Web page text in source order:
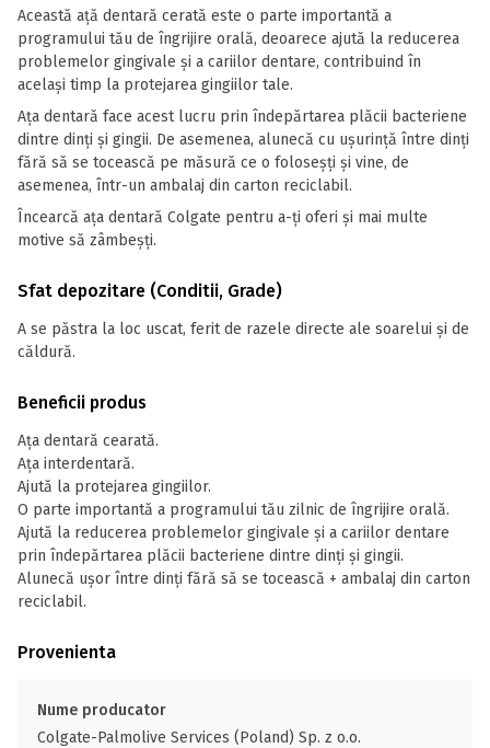
Această ață dentară cerată este o parte importantă a
programului tău de îngrijire orală, deoarece ajută la reducerea
problemelor gingivale și a cariilor dentare, contribuind în
același timp la protejarea gingiilor tale.
Ața dentară face acest lucru prin îndepărtarea plăcii bacteriene
dintre dinți și gingii. De asemenea, alunecă cu ușurință între dinți
fără să se tocească pe măsură ce o foloseșți și vine, de
asemenea, într-un ambalaj din carton reciclabil.
Încearcă ața dentară Colgate pentru a-ți oferi și mai multe
motive să zâmbeșți.
Sfat depozitare (Conditii, Grade)
A se păstra la loc uscat, ferit de razele directe ale soarelui și de
căldură.
Beneficii produs
Ața dentară cearată.
Ața interdentară.
Ajută la protejarea gingiilor.
O parte importantă a programului tău zilnic de îngrijire orală.
Ajută la reducerea problemelor gingivale și a cariilor dentare
prin îndepărtarea plăcii bacteriene dintre dinți și gingii.
Alunecă ușor între dinți fără să se tocească + ambalaj din carton
reciclabil.
Provenienta
Nume producator
Colgate-Palmolive Services (Poland) Sp. z o.o.